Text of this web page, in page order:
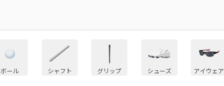
ボール シャフト グリップ シューズ アイウェア